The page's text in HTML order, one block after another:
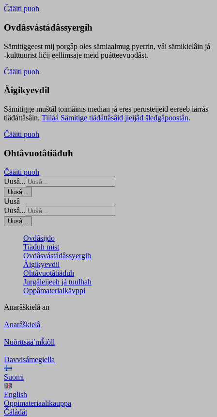
Čääiti puoh
Ovdâsvástádâssyergih
Sämitiggeest mij porgâp oles sämiaalmug pyerrin, vâi sämikielâin já
-kulttuurist ličij eellimsaje meid puátteevuođâst.
Čääiti puoh
Äigikyevdil
Sämitigge muštâl toimâinis median já eres perusteijeid eereeb iärrás
tiäđáttâsâin. Tiiláá Sämitige tiäđáttâsâid jieijâd šleđgâpoostân.
Čääiti puoh
Ohtâvuotâtiäđuh
Čääiti puoh
Uusâ...
Uusâ...
Uusâ
Uusâ...
Uusâ...
Ovdâsijđo
Tiäđuh mist
Ovdâsvástádâssyergih
Äigikyevdil
Ohtâvuotâtiäđuh
Jurgâleijeeh já tuulhah
Oppâmaterialkävppi
Anarâškielâ an
Anarâškielâ
Nuõrttsääʹmǩiõll
Davvisámegiella
Suomi
English
Oppimateriaalikauppa
Čáládât